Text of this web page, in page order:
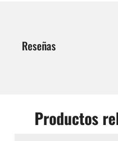
Reseñas
Productos